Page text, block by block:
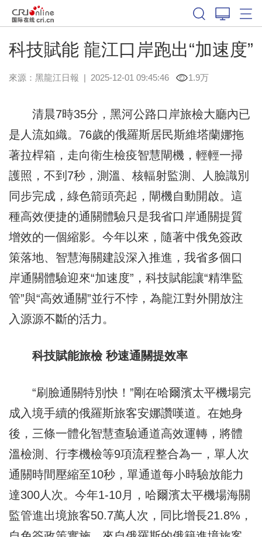
科技賦能 龍江口岸跑出“加速度”
來源： 黑龍江日報 | 2025-12-01 09:45:46 1.9万
清晨7時35分，黑河公路口岸旅檢大廳內已
是人流如織。76歲的俄羅斯居民斯維塔蘭娜拖
著拉桿箱，走向衛生檢疫智慧閘機，輕輕一掃
護照，不到7秒，測溫、核輻射監測、人臉識別
同步完成，綠色箭頭亮起，閘機自動開啟。這
種高效便捷的通關體驗只是我省口岸通關提質
增效的一個縮影。今年以來，隨著中俄免簽政
策落地、智慧海關建設深入推進，我省多個口
岸通關體驗迎來“加速度”，科技賦能讓“精準監
管”與“高效通關”並行不悖，為龍江對外開放注
入源源不斷的活力。
科技賦能旅檢 秒速通關提效率
“刷臉通關特別快！”剛在哈爾濱太平機場完
成入境手續的俄羅斯旅客安娜讚嘆道。在她身
後，三條一體化智慧查驗通道高效運轉，將體
溫檢測、行李機檢等9項流程整合為一，單人次
通關時間壓縮至10秒，單通道每小時驗放能力
達300人次。今年1-10月，哈爾濱太平機場海關
監管進出境旅客50.7萬人次，同比增長21.8%，